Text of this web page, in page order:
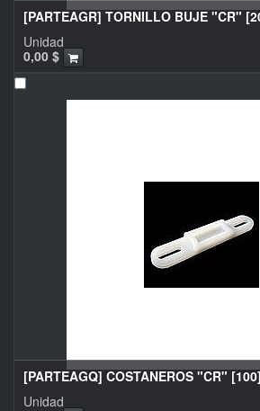
[PARTEAGR] TORNILLO BUJE "CR"
0,00 $
Unidad
[PARTEAGQ] COSTANEROS "CR" [100]
Unidad